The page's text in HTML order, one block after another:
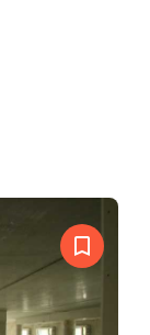
bookmark_border